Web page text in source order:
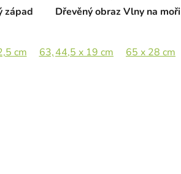
západ
cm 63,5 x 89 cm
Dřevěný obraz Vlny na moři
44,5 x 19 cm 65 x 28 cm